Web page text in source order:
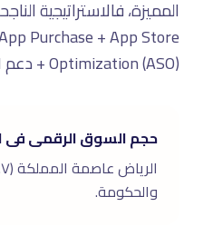
Purchase + App Store
Optimization (ASO) + دعم ٦ شهور.
حجم السوق الرقمى فى
والحكومة.